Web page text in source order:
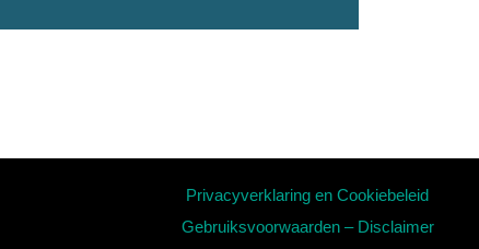
Privacyverklaring en Cookiebeleid
Gebruiksvoorwaarden – Disclaimer